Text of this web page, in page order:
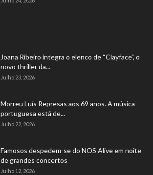
Joana Ribeiro integra o elenco de “Clayface”, o
novo thriller da...
Julho 23, 2026
Morreu Luís Represas aos 69 anos. A música
portuguesa está de...
Julho 22, 2026
Famosos despedem-se do NOS Alive em noite
de grandes concertos
Julho 12, 2026